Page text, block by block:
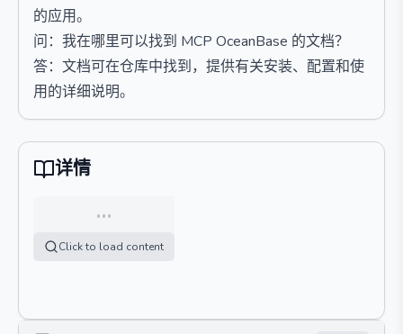
的应用。
问：我在哪里可以找到 MCP OceanBase 的文档？
答：文档可在仓库中找到，提供有关安装、配置和使
用的详细说明。
详情
…
Click to load content